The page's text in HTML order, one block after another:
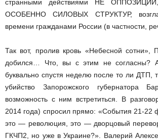
странными действиями НЕ
ОСОБЕННО СИЛОВЫХ СТРУКТУР,
времени гражданами России (в частности,
Так вот, пролив кровь «Небесной сотни»,
добился… Что, вы с этим не согласны?
буквально спустя неделю после то ли ДТП,
убийство Запорожского губернатора
возможность с ним встретиться. В
2014 года) спросил прямо: «События 21­-22
это — революция, это — дворцовый
ГКЧП­2, но уже в Украине?». Валерий